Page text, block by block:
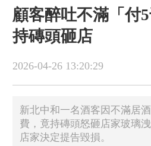
顧客醉吐不滿「付
持磚頭砸店
2026-04-26 13:20:29
新北中和一名酒客因不滿居
費，竟持磚頭怒砸店家玻璃
店家決定提告毀損。